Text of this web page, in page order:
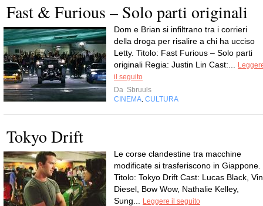
Fast & Furious – Solo parti originali
Dom e Brian si infiltrano tra i corrieri
della droga per risalire a chi ha ucciso
Letty. Titolo: Fast Furious – Solo parti
originali Regia: Justin Lin Cast:...
il seguito
Da Sbruuls
CINEMA CULTURA
Tokyo Drift
Le corse clandestine tra macchine
modificate si trasferiscono in Giappone.
Titolo: Tokyo Drift Cast: Lucas Black, Vin
Diesel, Bow Wow, Nathalie Kelley,
Sung...
Leggere il seguito